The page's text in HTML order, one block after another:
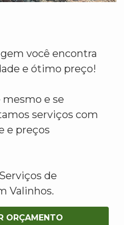
você encontra
e ótimo preço!
mesmo e se
serviços com
e preços
de
Valinhos.
ORÇAMENTO